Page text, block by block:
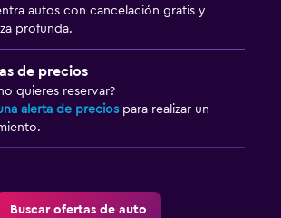
autos con cancelación gratis y
profunda.
de precios
quieres reservar?
alerta de precios para realizar un
Buscar ofertas de auto